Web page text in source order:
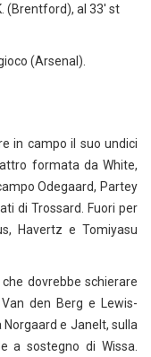
(Brentford), al 33′ st
(Arsenal).
in campo il suo undici
formata da White,
Odegaard, Partey
di Trossard. Fuori per
Havertz e Tomiyasu
che dovrebbe schierare
den Berg e Lewis-
e Janelt, sulla
a sostegno di Wissa.